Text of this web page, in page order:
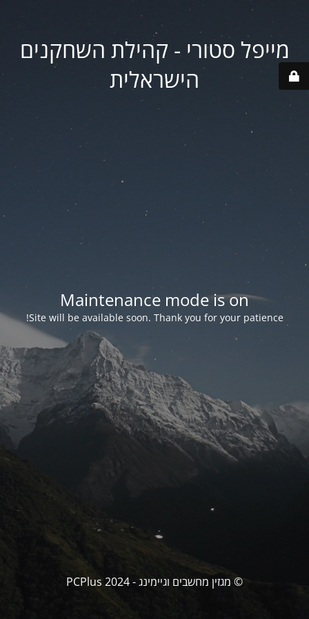
מייפל סטורי - קהילת השחקנים
הישראלית
Maintenance mode is on
Site will be available soon. Thank you for your patience!
© מגזין מחשבים וגיימינג - PCPlus 2024